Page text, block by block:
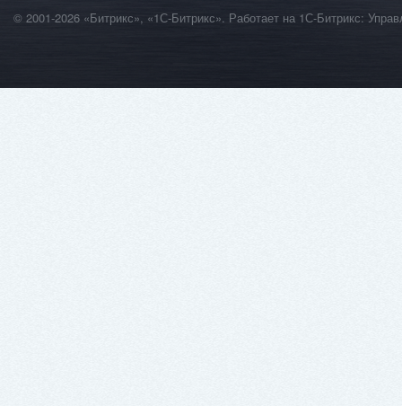
© 2001-2026 «Битрикс», «1С-Битрикс». Работает на 1С-Битрикс: